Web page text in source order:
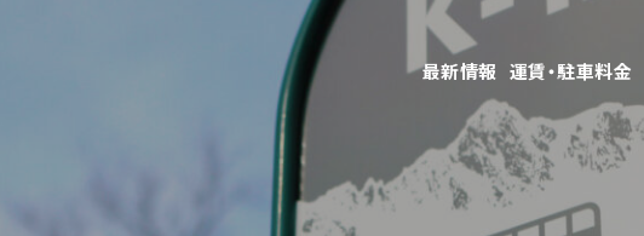
最新情報 運賃・駐車料金